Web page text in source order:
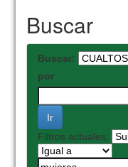
Buscar
Buscar:
por
Filtros actuales: